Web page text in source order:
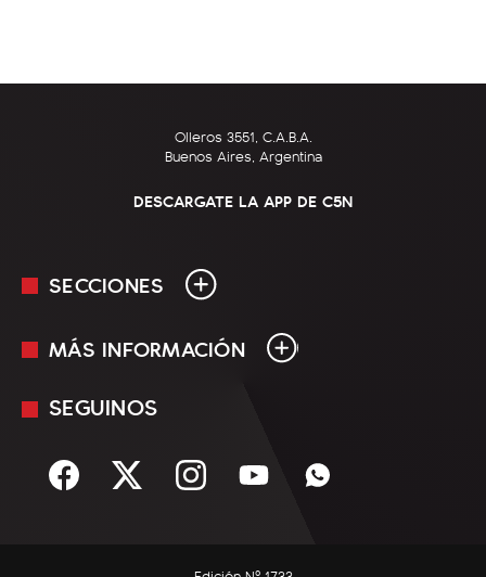
Olleros 3551, C.A.B.A.
Buenos Aires, Argentina
DESCARGATE LA APP DE C5N
SECCIONES
En Vivo
Sociedad
MÁS INFORMACIÓN
Mediakit
Términos y condiciones
SEGUINOS